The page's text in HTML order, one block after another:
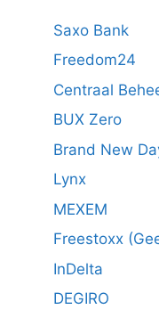
Saxo Bank
Freedom24
Centraal
BUX Zero
Brand New
Lynx
MEXEM
Freestoxx
InDelta
DEGIRO